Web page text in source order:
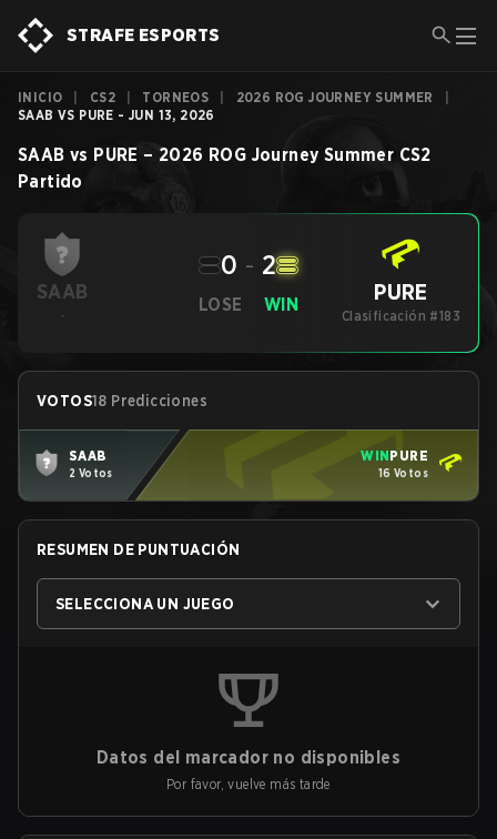
STRAFE ESPORTS
INICIO CS2 TORNEOS 2026 ROG JOURNEY SUMMER
SAAB VS PURE - JUN 13, 2026
SAAB vs PURE – 2026 ROG Journey Summer CS2
Partido
SAAB
-
LOSE
0 - 2
WIN PURE
Clasificación #183
VOTOS18 Predicciones
SAAB
2 Votos
WINPURE
16 Votos
RESUMEN DE PUNTUACIÓN
SELECCIONA UN JUEGO
Datos del marcador no disponibles
Por favor, vuelve más tarde